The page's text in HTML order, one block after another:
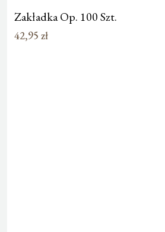
Zakładka Op. 100 Szt.
42,95 zł